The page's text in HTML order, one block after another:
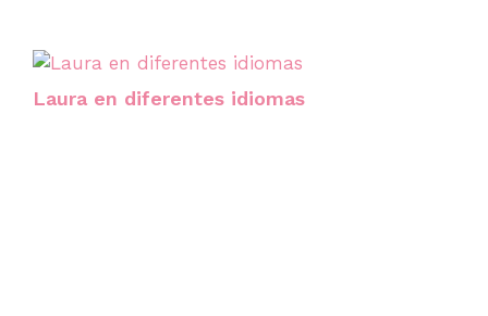
Laura en diferentes idiomas